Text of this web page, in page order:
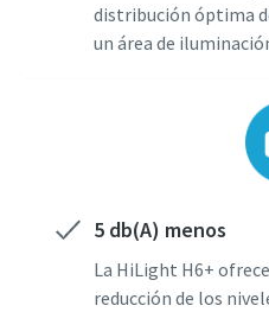
distribución óptima
un área de
5 db(A) menos
La HiLight H6+
reducción de los